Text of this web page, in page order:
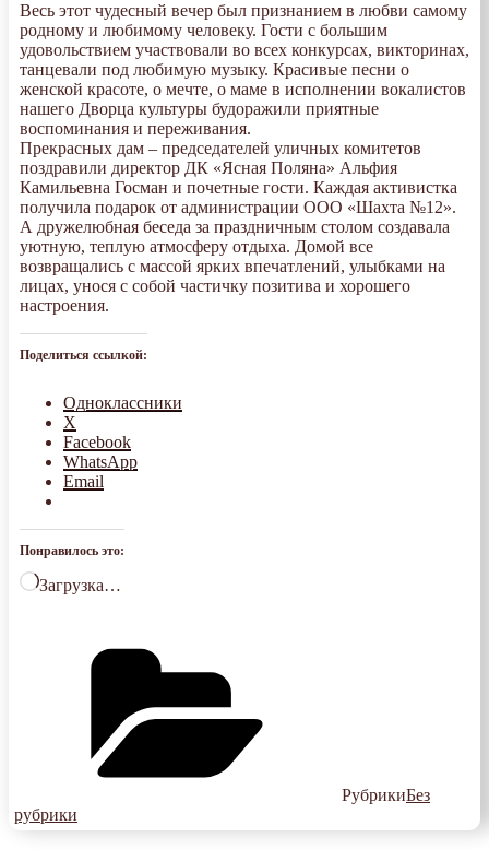
Весь этот чудесный вечер был признанием в любви самому
родному и любимому человеку. Гости с большим
удовольствием участвовали во всех конкурсах, викторинах,
танцевали под любимую музыку. Красивые песни о
женской красоте, о мечте, о маме в исполнении вокалистов
нашего Дворца культуры будоражили приятные
воспоминания и переживания.
Прекрасных дам – председателей уличных комитетов
поздравили директор ДК «Ясная Поляна» Альфия
Камильевна Госман и почетные гости. Каждая активистка
получила подарок от администрации ООО «Шахта №12».
А дружелюбная беседа за праздничным столом создавала
уютную, теплую атмосферу отдыха. Домой все
возвращались с массой ярких впечатлений, улыбками на
лицах, унося с собой частичку позитива и хорошего
настроения.
Поделиться ссылкой:
Одноклассники
X
Facebook
WhatsApp
Email
Понравилось это:
Загрузка…
РубрикиБез
рубрики